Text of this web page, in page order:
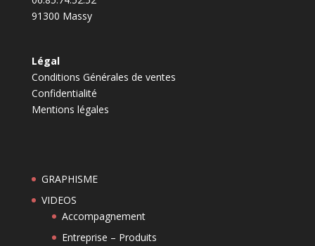
91300 Massy
Légal
Conditions Générales de ventes
Confidentialité
Mentions légales
GRAPHISME
VIDEOS
Accompagnement
Entreprise – Produits